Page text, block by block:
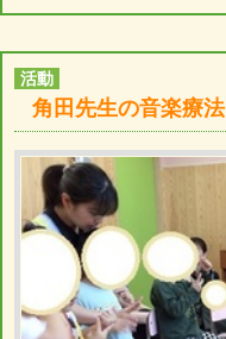
活動
角田先生の音楽療法